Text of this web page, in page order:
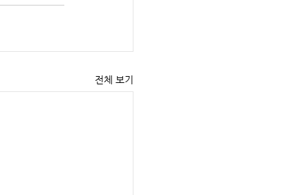
전체 보기